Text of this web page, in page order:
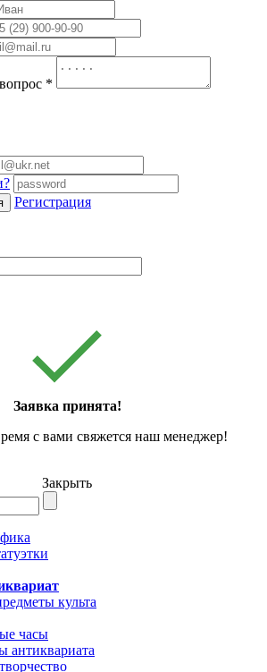
*
Регистрация
Заявка принята!
с вами свяжется наш менеджер!
Закрыть
культа
часы
антиквариата